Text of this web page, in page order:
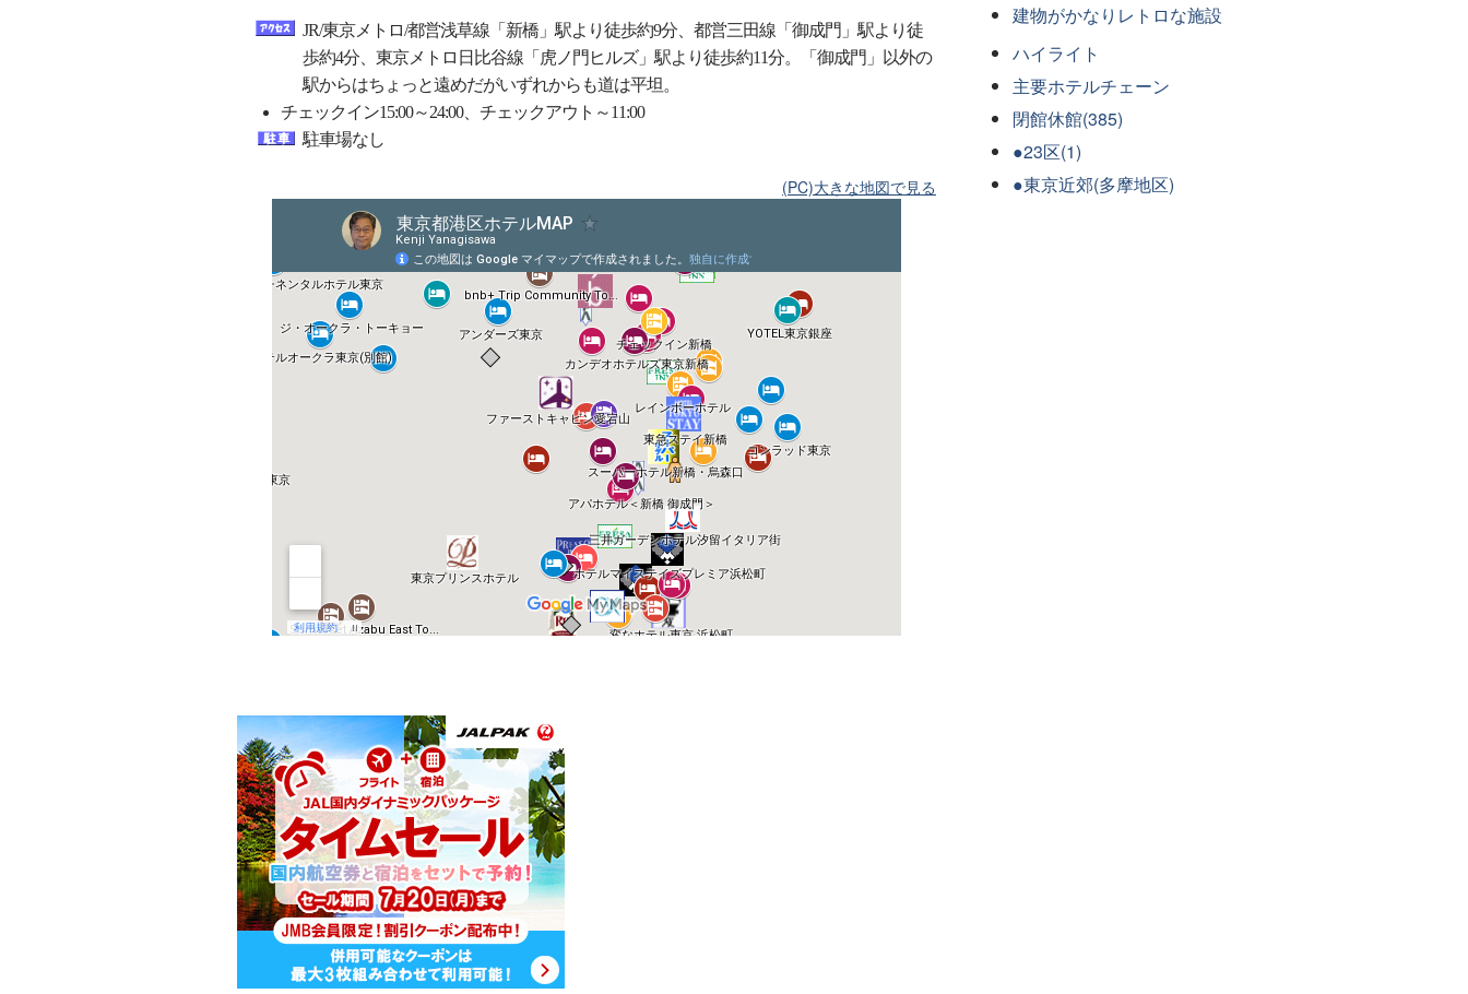
JR/東京メトロ/都営浅草線「新橋」駅より徒歩約9分、都営三田線「御成門」駅より徒
歩約4分、東京メトロ日比谷線「虎ノ門ヒルズ」駅より徒歩約11分。「御成門」以外の
駅からはちょっと遠めだがいずれからも道は平坦。
チェックイン15:00～24:00、チェックアウト～11:00
駐車場なし
(PC)大きな地図で見る
建物がかなりレトロな施設
ハイライト
主要ホテルチェーン
閉館休館(385)
●23区(1)
●東京近郊(多摩地区)